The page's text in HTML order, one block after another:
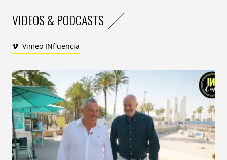
VIDEOS & PODCASTS
Vimeo INfluencia